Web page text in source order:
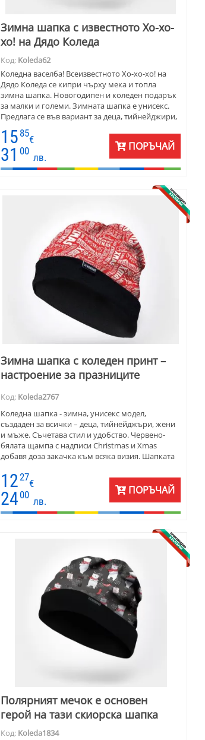
Зимна шапка с известното Хо-хо-
хо! на Дядо Коледа
Код: Koleda62
Коледна васелба! Всеизвестното Хо-хо-хо! на
Дядо Коледа се кипри чърху мека и топла
зимна шапка. Новогодипен и коледен подарък
за малки и големи. Зимната шапка е унисекс.
Предлага се във вариант за деца, тийнейджири,
жени и мъже.
15 85
€
31 00
лв.
ПОРЪЧАЙ
Зимна шапка с коледен принт –
настроение за празниците
Код: Koleda2767
Коледна шапка - зимна, унисекс модел,
създаден за всички – деца, тийнейджъри, жени
и мъже. Съчетава стил и удобство. Червено-
бялата щампа с надписи Christmas и Xmas
добавя доза закачка към всяка визия. Шапката
материята гали кожата и осигурява комфорт
през студените дни. Независимо дали си на
коледен пазар, снежна разходка или семейно
събиране, тази шапка ще внесе топлина,
1227
€
24 00
лв.
ПОРЪЧАЙ
Полярният мечок е основен
герой на тази скиорска шапка
Код: Koleda1834